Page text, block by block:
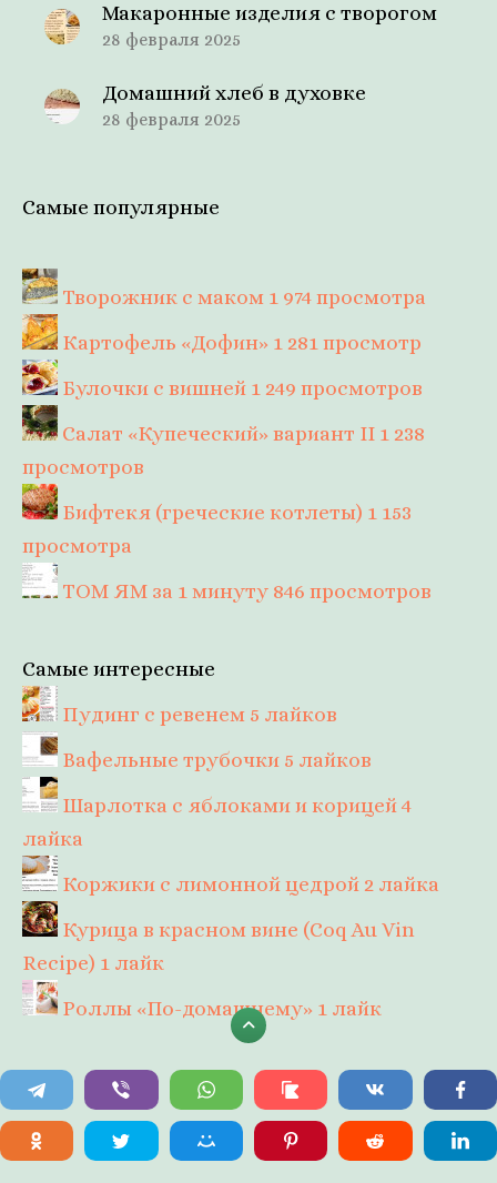
Макаронные изделия с творогом
28 февраля 2025
Домашний хлеб в духовке
28 февраля 2025
Самые популярные
Творожник с маком 1 974 просмотра
Картофель «Дофин» 1 281 просмотр
Булочки с вишней 1 249 просмотров
Салат «Купеческий» вариант II 1 238
просмотров
Бифтекя (греческие котлеты) 1 153
просмотра
ТОМ ЯМ за 1 минуту 846 просмотров
Самые интересные
Пудинг с ревенем 5 лайков
Вафельные трубочки 5 лайков
Шарлотка с яблоками и корицей4
лайка
Коржики с лимонной цедрой 2 лайка
Курица в красном вине (Coq Au Vin
Recipe) 1 лайк
Роллы «По-домашнему» 1 лайк